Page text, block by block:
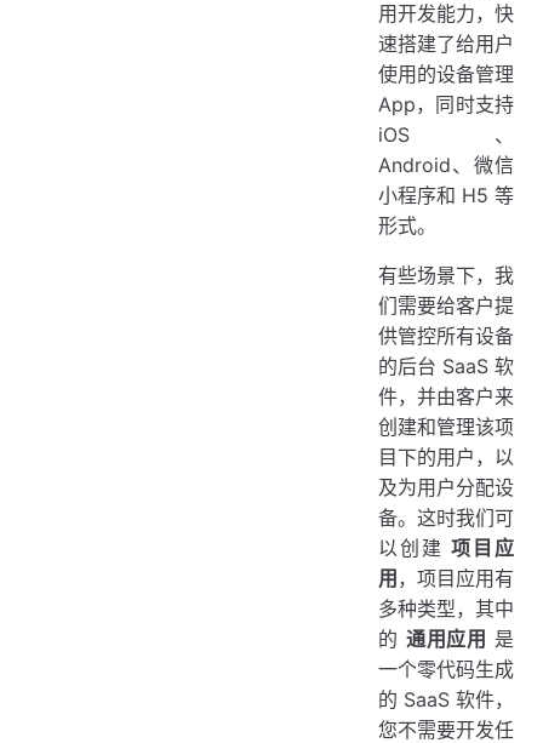
进入通用版 SaaS
用开发能力，快
速搭建了给用户
使用的设备管理
App，同时支持
iOS、
Android、微信
小程序和 H5 等
形式。
有些场景下，我
们需要给客户提
供管控所有设备
的后台 SaaS 软
件，并由客户来
创建和管理该项
目下的用户，以
及为用户分配设
备。这时我们可
以创建项目应
用 ，项目应用有
多种类型，其中
的 通用应用 是
一个零代码生成
的 SaaS 软件，
您不需要开发任